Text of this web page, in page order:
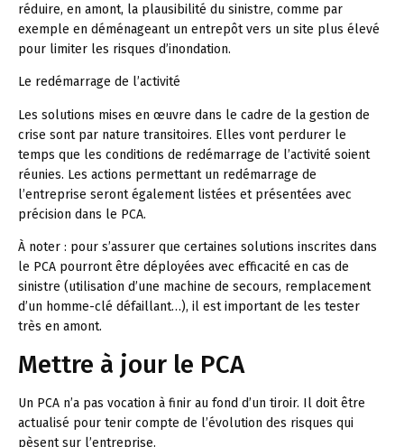
réduire, en amont, la plausibilité du sinistre, comme par
exemple en déménageant un entrepôt vers un site plus élevé
pour limiter les risques d’inondation.
Le redémarrage de l’activité
Les solutions mises en œuvre dans le cadre de la gestion de
crise sont par nature transitoires. Elles vont perdurer le
temps que les conditions de redémarrage de l’activité soient
réunies. Les actions permettant un redémarrage de
l’entreprise seront également listées et présentées avec
précision dans le PCA.
À noter : pour s’assurer que certaines solutions inscrites dans
le PCA pourront être déployées avec efficacité en cas de
sinistre (utilisation d’une machine de secours, remplacement
d’un homme-clé défaillant…), il est important de les tester
très en amont.
Mettre à jour le PCA
Un PCA n’a pas vocation à finir au fond d’un tiroir. Il doit être
actualisé pour tenir compte de l’évolution des risques qui
pèsent sur l’entreprise.